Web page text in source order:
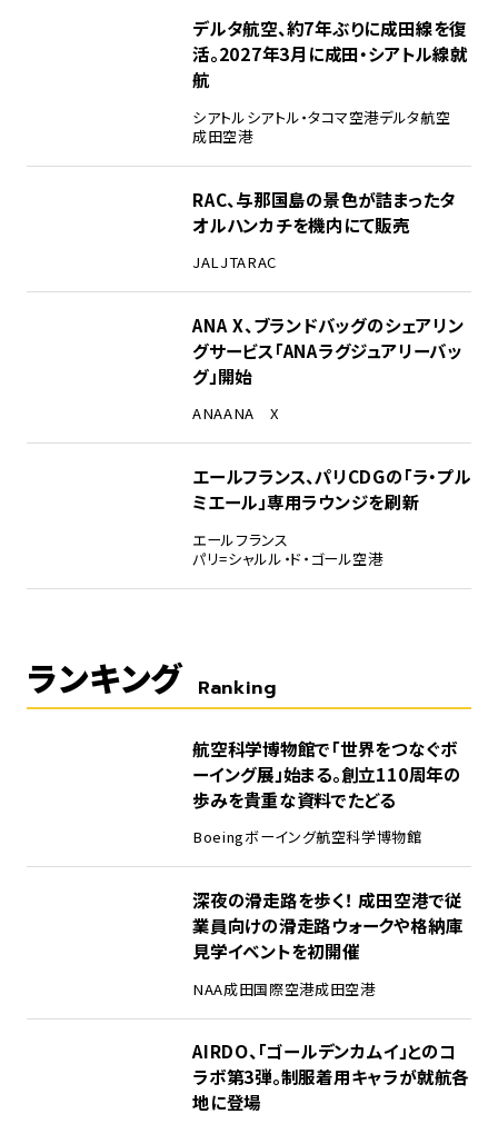
デルタ航空、約7年ぶりに成田線を復
活。2027年3月に成田・シアトル線就
航
シアトルシアトル・タコマ空港デルタ航空
成田空港
RAC、与那国島の景色が詰まったタ
オルハンカチを機内にて販売
JALJTARAC
ANA X、ブランドバッグのシェアリン
グサービス「ANAラグジュアリーバッ
グ」開始
ANAANA X
エールフランス、パリCDGの「ラ・プル
ミエール」専用ラウンジを刷新
エールフランス
パリ=シャルル・ド・ゴール空港
ランキング Ranking
航空科学博物館で「世界をつなぐボ
ーイング展」始まる。創立110周年の
歩みを貴重な資料でたどる
Boeingボーイング航空科学博物館
深夜の滑走路を歩く！ 成田空港で従
業員向けの滑走路ウォークや格納庫
見学イベントを初開催
NAA成田国際空港成田空港
AIRDO、「ゴールデンカムイ」とのコ
ラボ第3弾。制服着用キャラが就航各
地に登場